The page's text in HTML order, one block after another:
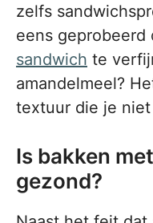
zelfs
eens geprobeerd
sandwich te
amandelmeel?
textuur die je
Is bakken
gezond?